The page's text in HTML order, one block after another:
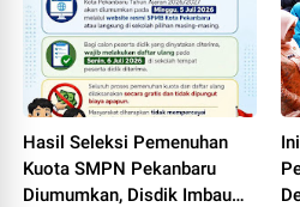
Hasil Seleksi Pemenuhan
Kuota SMPN Pekanbaru
Diumumkan, Disdik Imbau